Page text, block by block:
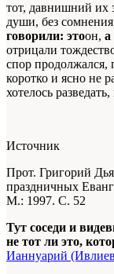
тот, давнишний их
души, без
говорили: этоон, а
отрицали
спор продолжался,
коротко и ясно не
хотелось
Источник
Прот. Григорий
праздничных
М.: 1997. С. 52
Тут соседи и
не тот ли это,
Ианнуарий